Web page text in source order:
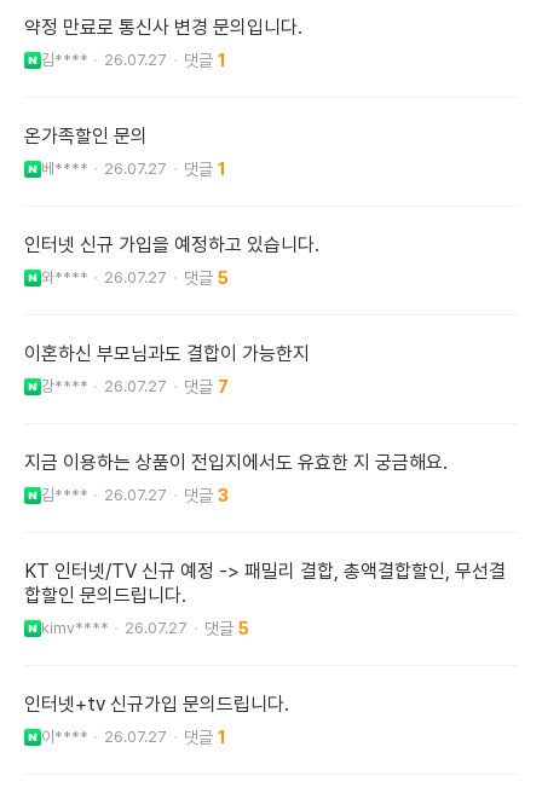
약정 만료로 통신사 변경 문의입니다.
김**** 26.07.27 1
온가족할인 문의
베**** 26.07.27 1
인터넷 신규 가입을 예정하고 있습니다.
와**** 26.07.27 5
이혼하신 부모님과도 결합이 가능한지
강**** 26.07.27 7
지금 이용하는 상품이 전입지에서도 유효한 지 궁금해요.
김**** 26.07.27 3
KT 인터넷/TV 신규 예정 -> 패밀리 결합, 총액결합할인, 무선결
합할인 문의드립니다.
kimv**** 26.07.27 5
인터넷+tv 신규가입 문의드립니다.
이**** 26.07.27 1